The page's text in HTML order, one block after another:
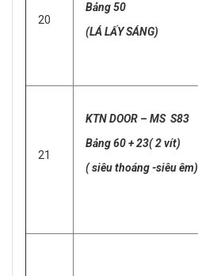
20
Bảng 50
(LÁ LẤY SÁNG)
21
KTN DOOR – MS S83
Bảng 60 + 23( 2 vít)
( siêu thoáng -siêu êm)